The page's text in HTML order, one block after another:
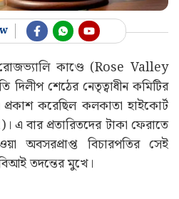
কাণ্ডে (Rose Valley
দিলীপ শেঠের নেতৃত্বাধীন কমিটির
প্রকাশ করেছিল কলকাতা হাইকোর্ট
প্রতারিতদের টাকা ফেরাতে
অবসরপ্রাপ্ত বিচারপতির সেই
তদন্তের মুখে।